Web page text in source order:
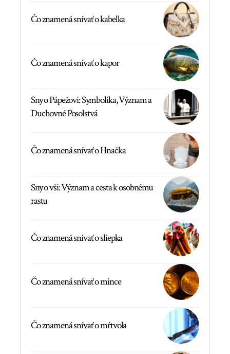
Čo znamená snívať o kabelka
Čo znamená snívať o kapor
Sny o Pápežovi: Symbolika, Význam a
Duchovné Posolstvá
Čo znamená snívať o Hnačka
Sny o vši: Význam a cesta k osobnému
rastu
Čo znamená snívať o sliepka
Čo znamená snívať o mince
Čo znamená snívať o mŕtvola